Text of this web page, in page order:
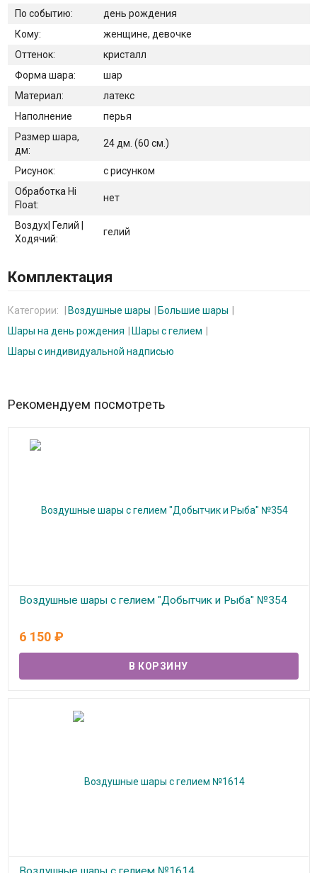
По событию:
день рождения
Кому:
женщине, девочке
Оттенок:
кристалл
Форма шара:
шар
Материал:
латекс
Наполнение
перья
Размер шара,
дм:
24 дм. (60 см.)
Рисунок:
с рисунком
Обработка Hi
Float:
нет
Воздух| Гелий |
Ходячий:
гелий
Комплектация
Категории: Воздушные шары
Большие шары
Шары на день рождения
Шары с гелием
Шары с индивидуальной надписью
Рекомендуем посмотреть
Воздушные шары с гелием "Добытчик и Рыба" №354
6 150 ₽